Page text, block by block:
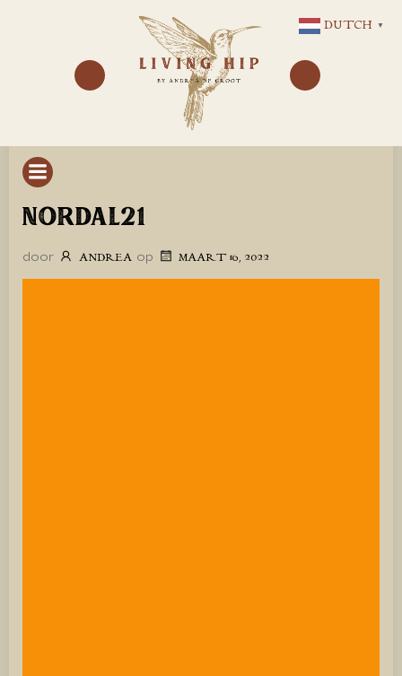
NAAR
DE
INHOUD
NORDAL21
door ANDREA op MAART 16, 2022
DUTCH ▼